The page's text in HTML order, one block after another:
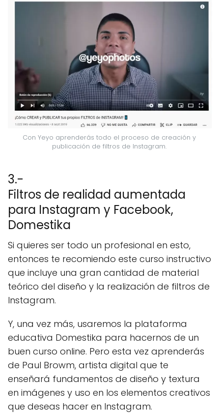
Con Yeyo aprenderás todo el proceso de creación y
publicación de filtros de Instagram.
3.-
Filtros de realidad aumentada
para Instagram y Facebook,
Domestika
Si quieres ser todo un profesional en esto,
entonces te recomiendo este curso instructivo
que incluye una gran cantidad de material
teórico del diseño y la realización de filtros de
Instagram.
Y, una vez más, usaremos la plataforma
educativa Domestika para hacernos de un
buen curso online. Pero esta vez aprenderás
de Paul Browm, artista digital que te
enseñará fundamentos de diseño y textura
en imágenes y uso en los elementos creativos
que deseas hacer en Instagram.